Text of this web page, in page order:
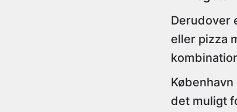
Derudover
eller pizza
det muligt